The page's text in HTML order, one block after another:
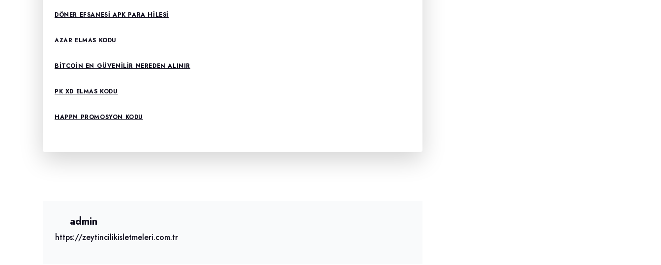
DÖNER EFSANESI APK PARA HILESI
AZAR ELMAS KODU
BITCOIN EN GÜVENILIR NEREDEN ALINIR
PK XD ELMAS KODU
HAPPN PROMOSYON KODU
admin
https://zeytincilikisletmeleri.com.tr